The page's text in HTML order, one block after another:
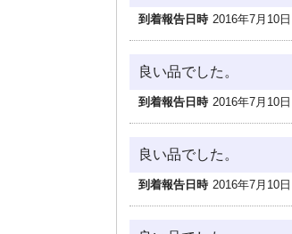
到着報告日時 2016年7月10
良い品でした。
到着報告日時 2016年7月10
良い品でした。
到着報告日時 2016年7月10